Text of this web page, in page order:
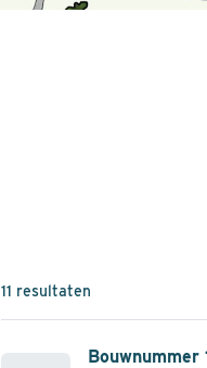
11 resultaten
Bouwnummer